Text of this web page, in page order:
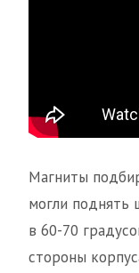
Магниты
могли поднять
в 60-70
стороны